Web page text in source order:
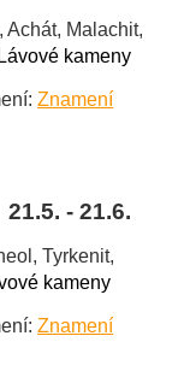
Achát, Malachit,
Lávové kameny
Znamení
- 21.6.
Tyrkenit,
kameny
Znamení